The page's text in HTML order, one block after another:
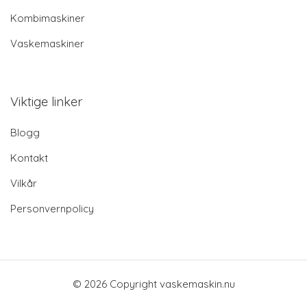
Kombimaskiner
Vaskemaskiner
Viktige linker
Blogg
Kontakt
Vilkår
Personvernpolicy
© 2026 Copyright vaskemaskin.nu